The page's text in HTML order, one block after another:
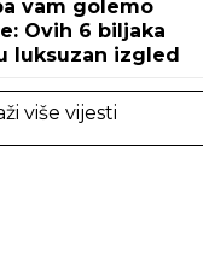
vam golemo
Ovih 6 biljaka
luksuzan izgled
više vijesti